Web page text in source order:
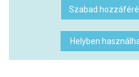
Szabad
Helyben